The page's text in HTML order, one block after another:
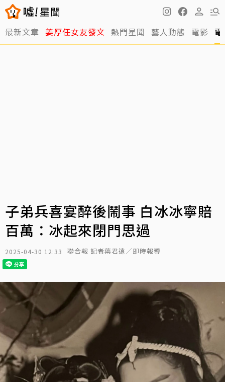
最新文章 姜厚任女友發文 熱門星聞 藝人動態 電影
子弟兵喜宴醉後鬧事 白冰冰寧賠
百萬：冰起來閉門思過
2025-04-30 12:33 聯合報 記者葉君遠／即時報導